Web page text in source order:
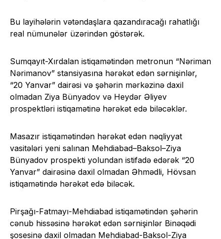
Bu layihələrin vətəndaşlara qazandıracağı rahatlığı
real nümunələr üzərindən göstərək.
Sumqayıt-Xırdalan istiqamətindən metronun “Nəriman
Nərimanov” stansiyasına hərəkət edən sərnişinlər,
“20 Yanvar” dairəsi və şəhərin mərkəzinə daxil
olmadan Ziya Bünyadov və Heydər Əliyev
prospektləri istiqamətinə hərəkət edə biləcəklər.
Masazır istiqamətindən hərəkət edən nəqliyyat
vasitələri yeni salınan Mehdiabad–Baksol–Ziya
Bünyadov prospekti yolundan istifadə edərək “20
Yanvar” dairəsinə daxil olmadan Əhmədli, Hövsan
istiqamətində hərəkət edə biləcək.
Pirşağı-Fatmayı-Mehdiabad istiqamətindən şəhərin
cənub hissəsinə hərəkət edən sərnişinlər Binəqədi
şosesinə daxil olmadan Mehdiabad-Baksol-Ziya